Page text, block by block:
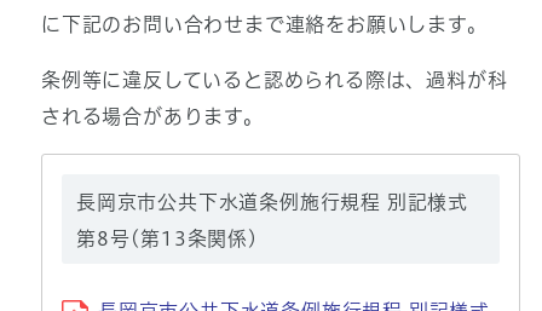
に下記のお問い合わせまで連絡をお願いします。
条例等に違反していると認められる際は、過料が科
される場合があります。
長岡京市公共下水道条例施行規程 別記様式
第8号(第13条関係)